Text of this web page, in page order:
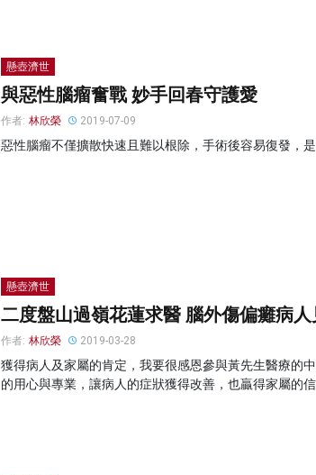
懸壺濟世
與惡性腦瘤奮戰 妙手回春守護愛
作者: 林欣榮 2019-07-09
惡性腦瘤不僅擴散快速且難以根除，手術後容易復發，
懸壺濟世
二度盤山過嶺花蓮求醫 腦外傷偏癱病
作者: 林欣榮 2019-03-28
獲得病人及家屬的肯定，我要很感恩參與黃先生醫療的
的用心與專業，讓病人的症狀獲得改善，也贏得家屬的信